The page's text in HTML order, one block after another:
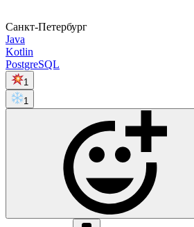
Санкт-Петербург
Java
Kotlin
PostgreSQL
1
1